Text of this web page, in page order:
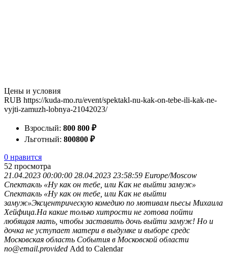
Цены и условия
RUB https://kuda-mo.ru/event/spektakl-nu-kak-on-tebe-ili-kak-ne-
vyjti-zamuzh-lobnya-21042023/
Взрослый: 800 800 ₽
Льготный: 800800 ₽
0 нравится
52 просмотра
21.04.2023 00:00:00 28.04.2023 23:58:59 Europe/Moscow
Спектакль «Ну как он тебе, или Как не выйти замуж»
Спектакль «Ну как он тебе, или Как не выйти
замуж»Эксцентрическую комедию по мотивам пьесы Михаила
Хейфица.На какие только хитрости не готова пойти
любящая мать, чтобы заставить дочь выйти замуж! Но и
дочка не уступает матери в выдумке и выборе средс
Московская область События в Московской области
no@email.provided Add to Calendar